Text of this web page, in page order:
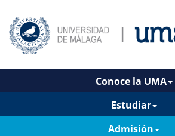
Conoce la UMA
Estudiar
Admisión